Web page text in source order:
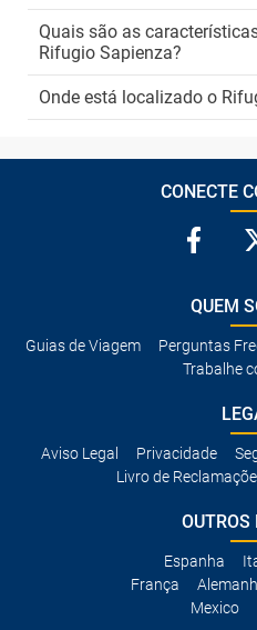
Quais são as
Rifugio Sapienza?
Onde está localizado o
CONECTE
QUEM
Guias de Viagem Perguntas
Trabalhe
Aviso Legal Privacidade
Livro de
OUTROS
Espanha
França
Mexico